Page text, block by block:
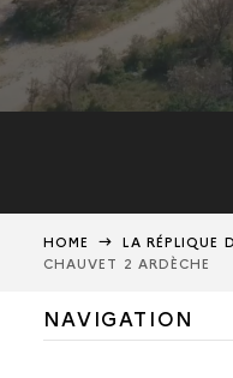
HOME LA RÉPLIQUE
CHAUVET 2 ARDÈCHE
NAVIGATION